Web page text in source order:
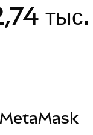
MetaMask